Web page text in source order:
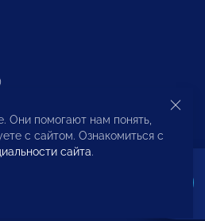
Они помогают нам понять,
с сайтом. Ознакомиться с
сайта.